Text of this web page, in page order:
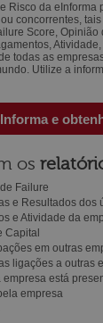
Risco da
concorrentes,
Score,
todas as
Utilize a
e
os
Failure
e Resultados dos
e Atividade da
Capital
em outras
ligações a outras
empresa está
empresa